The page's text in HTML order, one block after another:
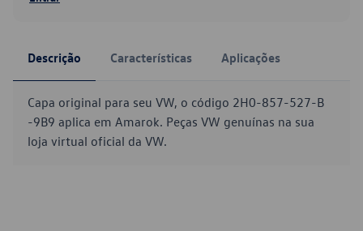
Descrição Características Aplicações
Capa original para seu VW, o código 2H0-857-527-B
-9B9 aplica em Amarok. Peças VW genuínas na sua
loja virtual oficial da VW.